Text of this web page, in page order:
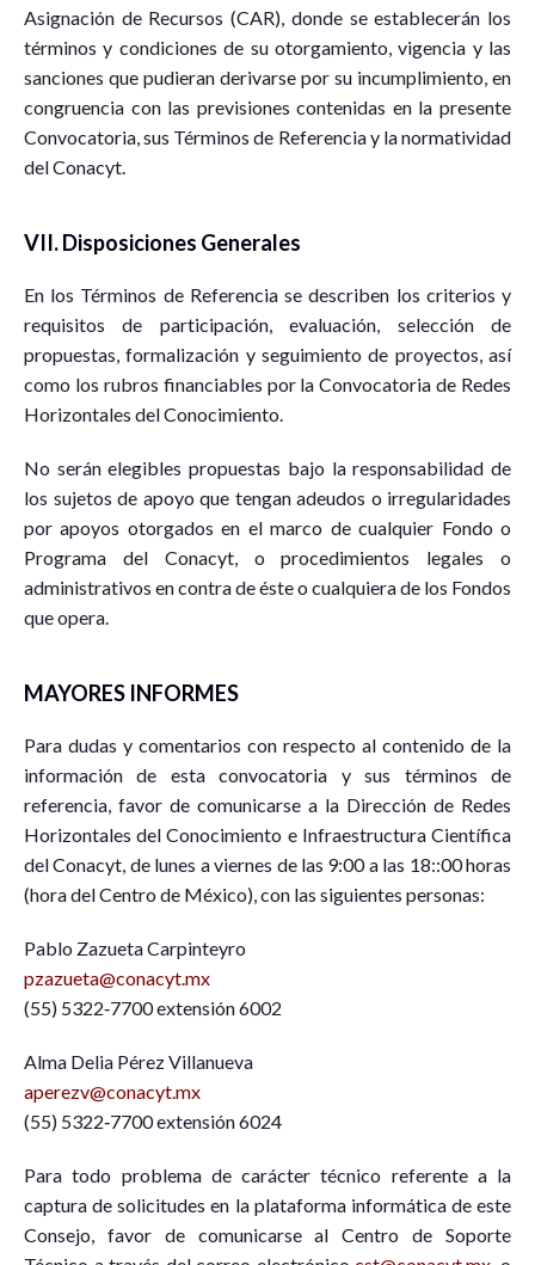
Asignación de Recursos (CAR), donde se establecerán los
términos y condiciones de su otorgamiento, vigencia y las
sanciones que pudieran derivarse por su incumplimiento, en
congruencia con las previsiones contenidas en la presente
Convocatoria, sus Términos de Referencia y la normatividad
del Conacyt.
VII. Disposiciones Generales
En los Términos de Referencia se describen los criterios y
requisitos de participación, evaluación, selección de
propuestas, formalización y seguimiento de proyectos, así
como los rubros financiables por la Convocatoria de Redes
Horizontales del Conocimiento.
No serán elegibles propuestas bajo la responsabilidad de
los sujetos de apoyo que tengan adeudos o irregularidades
por apoyos otorgados en el marco de cualquier Fondo o
Programa del Conacyt, o procedimientos legales o
administrativos en contra de éste o cualquiera de los Fondos
que opera.
MAYORES INFORMES
Para dudas y comentarios con respecto al contenido de la
información de esta convocatoria y sus términos de
referencia, favor de comunicarse a la Dirección de Redes
Horizontales del Conocimiento e Infraestructura Científica
del Conacyt, de lunes a viernes de las 9:00 a las 18::00 horas
(hora del Centro de México), con las siguientes personas:
Pablo Zazueta Carpinteyro
pzazueta@conacyt.mx
(55) 5322‐7700 extensión 6002
Alma Delia Pérez Villanueva
aperezv@conacyt.mx
(55) 5322‐7700 extensión 6024
Para todo problema de carácter técnico referente a la
captura de solicitudes en la plataforma informática de este
Consejo, favor de comunicarse al Centro de Soporte